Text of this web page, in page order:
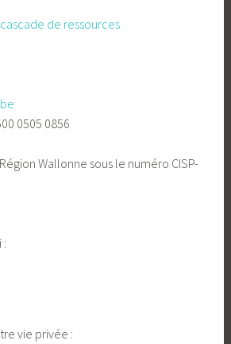
de ressources
0505 0856
Wallonne sous le numéro CISP-
:
vie privée :